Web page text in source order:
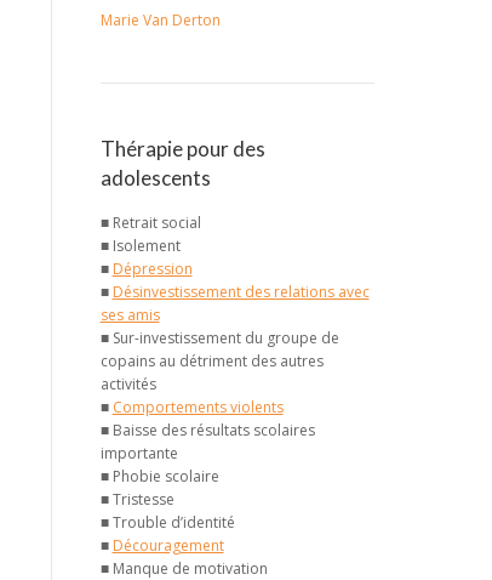
Marie Van Derton
Thérapie pour des
adolescents
■ Retrait social
■ Isolement
■ Dépression
■ Désinvestissement des relations avec
ses amis
■ Sur-investissement du groupe de
copains au détriment des autres
activités
■ Comportements violents
■ Baisse des résultats scolaires
importante
■ Phobie scolaire
■ Tristesse
■ Trouble d’identité
■ Découragement
■ Manque de motivation